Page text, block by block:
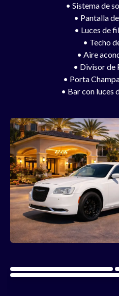
• Sistema de
• Pantalla
• Luces de
• Techo
• Aire
• Divisor de
• Porta
• Bar con luces